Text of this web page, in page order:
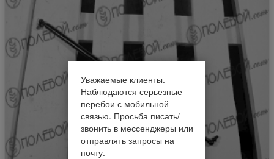
Уважаемые клиенты.
Наблюдаются серьезные
перебои с мобильной
связью. Просьба писать/
звонить в мессенджеры или
отправлять запросы на
почту.